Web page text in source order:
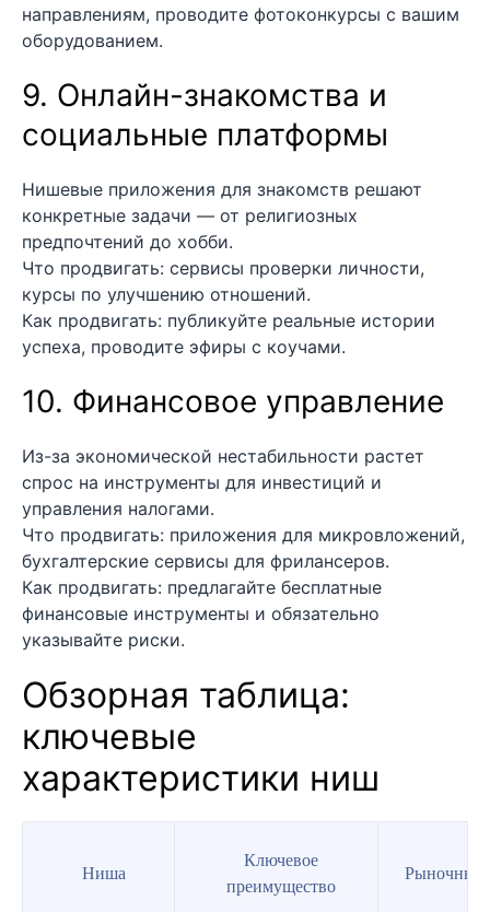
направлениям, проводите фотоконкурсы с вашим
оборудованием.
9. Онлайн-знакомства и
социальные платформы
Нишевые приложения для знакомств решают
конкретные задачи — от религиозных
предпочтений до хобби.
Что продвигать: сервисы проверки личности,
курсы по улучшению отношений.
Как продвигать: публикуйте реальные истории
успеха, проводите эфиры с коучами.
10. Финансовое управление
Из-за экономической нестабильности растет
спрос на инструменты для инвестиций и
управления налогами.
Что продвигать: приложения для микровложений,
бухгалтерские сервисы для фрилансеров.
Как продвигать: предлагайте бесплатные
финансовые инструменты и обязательно
указывайте риски.
Обзорная таблица:
ключевые
характеристики ниш
Ниша
Ключевое
преимущество
Рыночные